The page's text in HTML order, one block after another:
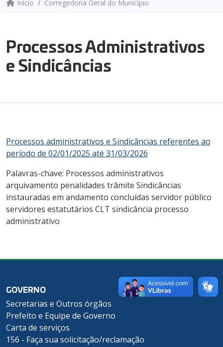
Início Corregedoria Geral do Município
Processos Administrativos
e Sindicâncias
Processos administrativos e Sindicâncias referentes ao
período de 02/01/2025 até 31/03/2026
Palavras-chave: Processos administrativos
arquivamento penalidades trâmite Sindicâncias
instauradas em andamento concluídas servidor público
servidores estatutários CLT sindicância processo
administrativo
GOVERNO
Secretarias e Outros órgãos
Prefeito e Equipe de Governo
Carta de serviços
156 - Faça sua solicitação/reclamação